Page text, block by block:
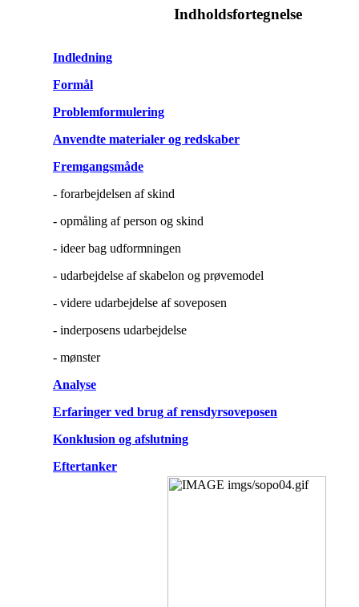
Indholdsfortegnelse
Indledning
Formål
Problemformulering
Anvendte materialer og redskaber
Fremgangsmåde
- forarbejdelsen af skind
- opmåling af person og skind
- ideer bag udformningen
- udarbejdelse af skabelon og prøvemodel
- videre udarbejdelse af soveposen
- inderposens udarbejdelse
- mønster
Analyse
Erfaringer ved brug af rensdyrsoveposen
Konklusion og afslutning
Eftertanker